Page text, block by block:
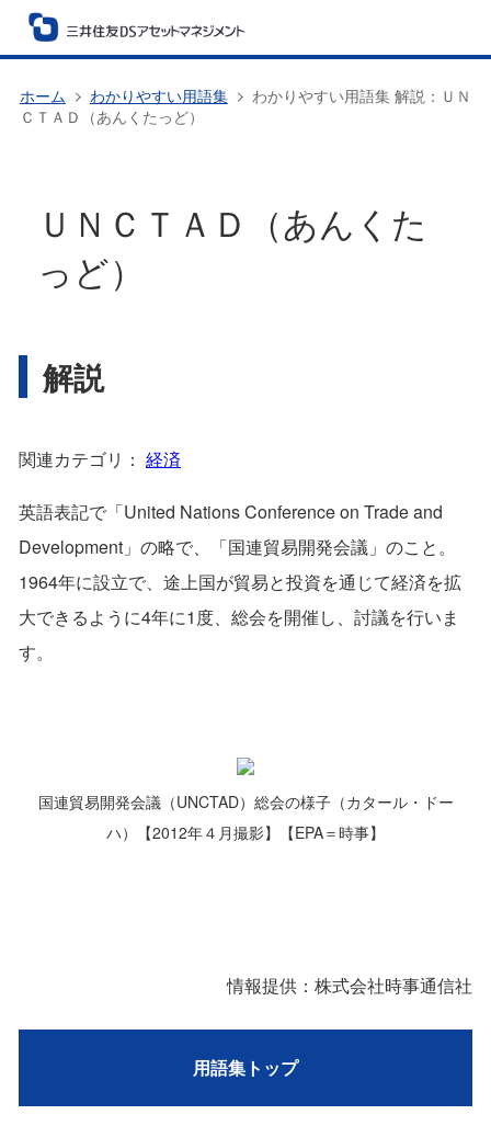
ホーム わかりやすい用語集
わかりやすい用語集 解説：ＵＮ
ＣＴＡＤ（あんくたっど）
ＵＮＣＴＡＤ（あんくた
っど）
解説
関連カテゴリ： 経済
英語表記で「United Nations Conference on Trade and
Development」の略で、「国連貿易開発会議」のこと。
1964年に設立で、途上国が貿易と投資を通じて経済を拡
大できるように4年に1度、総会を開催し、討議を行いま
す。
国連貿易開発会議（UNCTAD）総会の様子（カタール・ドー
ハ）【2012年４月撮影】【EPA＝時事】
情報提供：株式会社時事通信社
用語集トップ